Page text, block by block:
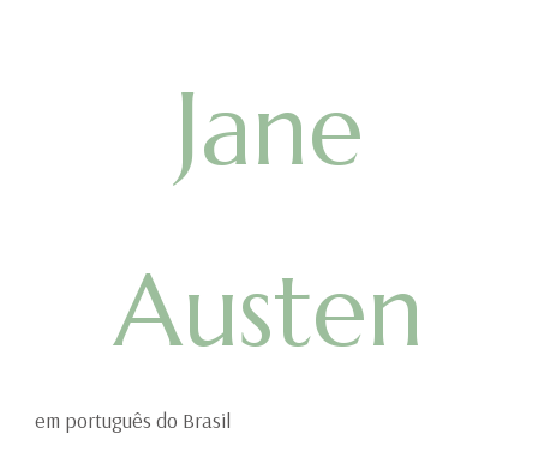
Jane
Austen
em português do Brasil